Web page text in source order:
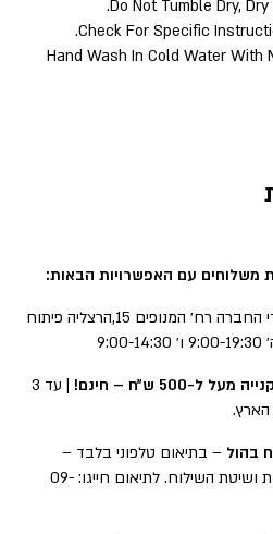
• Hand Wash In Cold Water
משלוחים עם האפשרויות הבאות:
ממשרדי החברה רח׳ המנופים 15,הרצליה פיתוח
| עד 3
הארץ.
– בתיאום טלפוני בלבד –
המחיר משתנה בהתאם לדחיפות ושיטת השילוח. לתיאום חייגו: 09-